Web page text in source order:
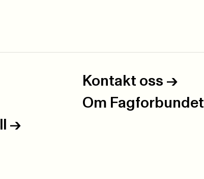
Kontakt oss ->
Om Fagforbundet
->